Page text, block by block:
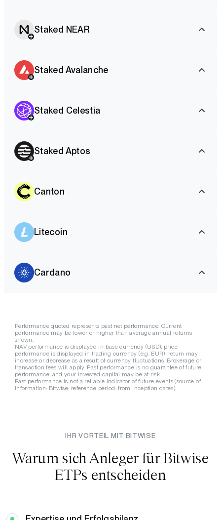
Staked NEAR
Staked Avalanche
Staked Celestia
Staked Aptos
Canton
Litecoin
Cardano
Performance quoted represents past net performance. Current
performance may be lower or higher than average annual returns
shown.
NAV performance is displayed in base currency (USD), price
performance is displayed in trading currency (e.g. EUR), return may
increase or decrease as a result of currency fluctuations. Brokerage or
transaction fees will apply. Past performance is no guarantee of future
performance, and your invested capital may be at risk.
Past performance is not a reliable indicator of future events (source of
information: Bitwise; reference period: from inception dates).
IHR VORTEIL MIT BITWISE
Warum sich Anleger für Bitwise
ETPs entscheiden